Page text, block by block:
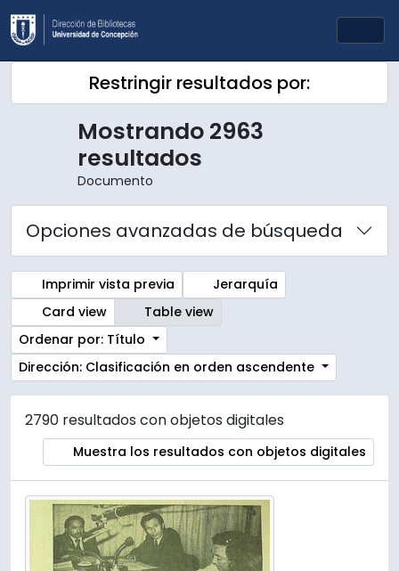
Skip to main content
Restringir resultados por:
Mostrando 2963
resultados
Documento
Opciones avanzadas de búsqueda
Imprimir vista previa
Jerarquía
Card view
Table view
Ordenar por: Título
Dirección: Clasificación en orden ascendente
2790 resultados con objetos digitales
Muestra los resultados con objetos digitales